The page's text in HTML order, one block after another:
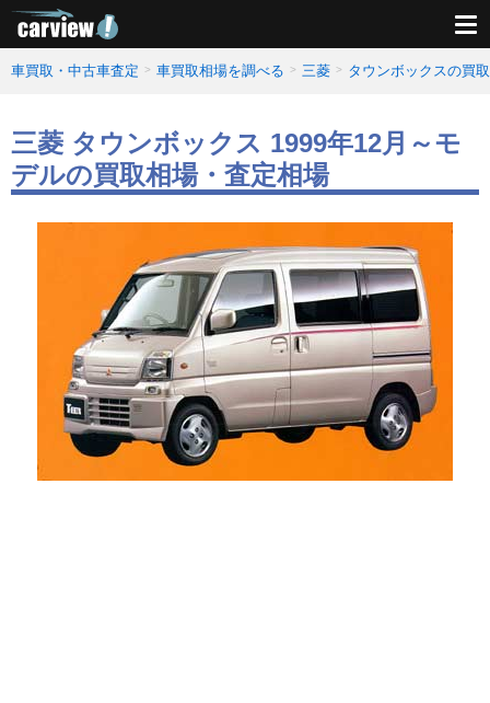
車買取・中古車査定 車買取相場を調べる 三菱 タウンボックスの買
三菱 タウンボックス 1999年12月～モ
デルの買取相場・査定相場